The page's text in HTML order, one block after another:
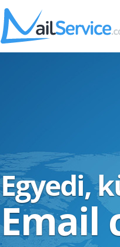
Egyedi,
Email